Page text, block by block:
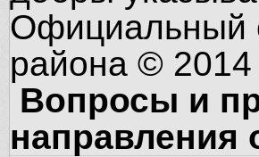
Официальный
района © 2014
Вопросы и
направления